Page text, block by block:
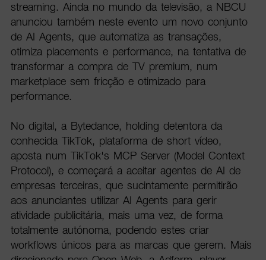
streaming. Ainda no mundo da televisão, a NBCU
anunciou também neste evento um novo conjunto
de AI Agents, que automatiza as transações,
otimiza placements e performance, na tentativa de
transformar a compra de TV premium, num
marketplace sem fricção e otimizado para
performance.
No digital, a Bytedance, holding detentora da
conhecida TikTok, plataforma de short vídeo,
aposta num TikTok's MCP Server (Model Context
Protocol), e começará a aceitar agentes de AI de
empresas terceiras, que sucintamente permitirão
aos anunciantes utilizar AI Agents para gerir
atividade publicitária, mais uma vez, de forma
totalmente autónoma, podendo estes criar
workflows únicos para as marcas que gerem. Mais